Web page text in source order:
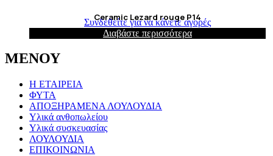
Ceramic Lezard rouge P14
Συνδεθείτε για να κάνετε αγορές
Διαβάστε περισσότερα
ΜΕΝΟΥ
Η ΕΤΑΙΡΕΙΑ
ΦΥΤΑ
ΑΠΟΞΗΡΑΜΕΝΑ ΛΟΥΛΟΥΔΙΑ
Υλικά ανθοπωλείου
Υλικά συσκευασίας
ΛΟΥΛΟΥΔΙΑ
ΕΠΙΚΟΙΝΩΝΙΑ